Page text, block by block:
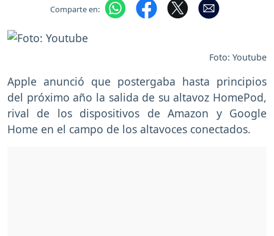
Comparte en:
Foto: Youtube
Apple anunció que postergaba hasta principios
del próximo año la salida de su altavoz HomePod,
rival de los dispositivos de Amazon y Google
Home en el campo de los altavoces conectados.